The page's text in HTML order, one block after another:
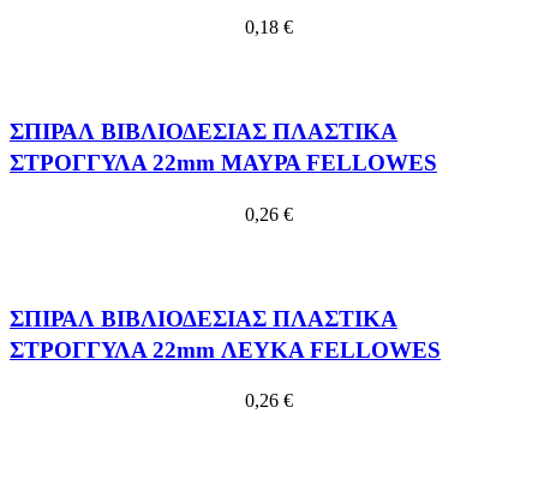
0,18 €
ΣΠΙΡΑΛ ΒΙΒΛΙΟΔΕΣΙΑΣ ΠΛΑΣΤΙΚΑ
ΣΤΡΟΓΓΥΛΑ 22mm ΜΑΥΡΑ FELLOWES
0,26 €
ΣΠΙΡΑΛ ΒΙΒΛΙΟΔΕΣΙΑΣ ΠΛΑΣΤΙΚΑ
ΣΤΡΟΓΓΥΛΑ 22mm ΛΕΥΚΑ FELLOWES
0,26 €